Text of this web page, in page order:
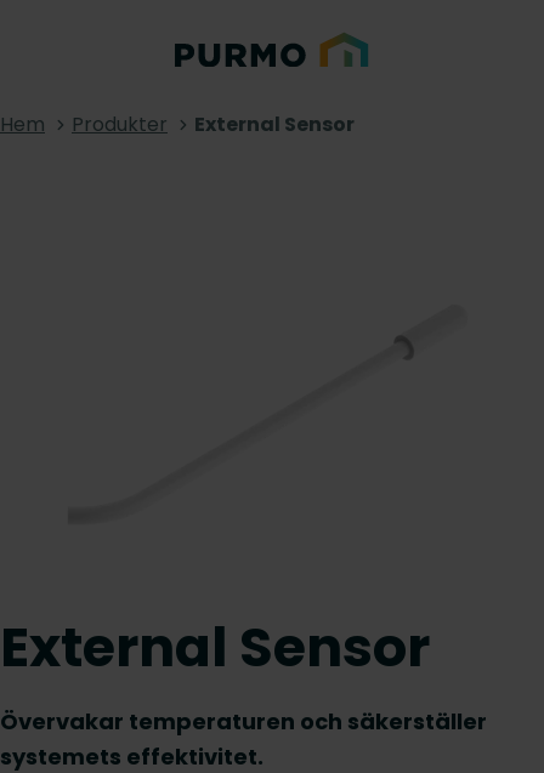
Hem Produkter External Sensor
External Sensor
Övervakar temperaturen och säkerställer
systemets effektivitet.